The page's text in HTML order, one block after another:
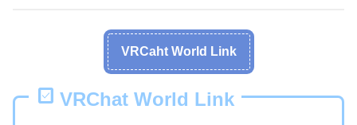
VRCaht World Link
VRChat World Link